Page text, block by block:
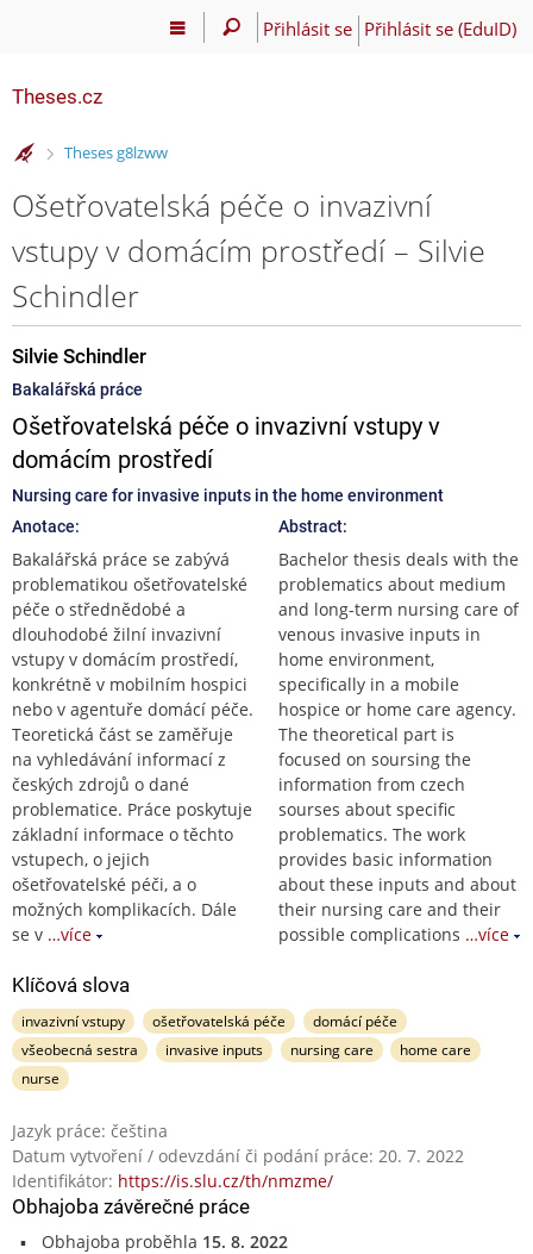
Přihlásit se Přihlásit se (EduID)
Theses.cz
>
Theses g8lzww
Ošetřovatelská péče o invazivní
vstupy v domácím prostředí – Silvie
Schindler
Silvie Schindler
Bakalářská práce
Ošetřovatelská péče o invazivní vstupy v
domácím prostředí
Nursing care for invasive inputs in the home environment
Anotace:
Bakalářská práce se zabývá
problematikou ošetřovatelské
péče o střednědobé a
dlouhodobé žilní invazivní
vstupy v domácím prostředí,
konkrétně v mobilním hospici
nebo v agentuře domácí péče.
Teoretická část se zaměřuje
na vyhledávání informací z
českých zdrojů o dané
problematice. Práce poskytuje
základní informace o těchto
vstupech, o jejich
ošetřovatelské péči, a o
možných komplikacích. Dále
se v …více
Abstract:
Bachelor thesis deals with the
problematics about medium
and long-term nursing care of
venous invasive inputs in
home environment,
specifically in a mobile
hospice or home care agency.
The theoretical part is
focused on soursing the
information from czech
sourses about specific
problematics. The work
provides basic information
about these inputs and about
their nursing care and their
possible complications …více
Klíčová slova
invazivní vstupy ošetřovatelská péče
domácí péče
všeobecná sestra
invasive inputs nursing care
home care
nurse
Jazyk práce: čeština
Datum vytvoření / odevzdání či podání práce: 20. 7. 2022
Identifikátor: https://is.slu.cz/th/nmzme/
Obhajoba závěrečné práce
Obhajoba proběhla 15. 8. 2022